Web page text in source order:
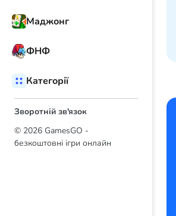
Маджонг
ФНФ
Категорії
Зворотній зв'язок
© 2026 GamesGO -
безкоштовні ігри онлайн